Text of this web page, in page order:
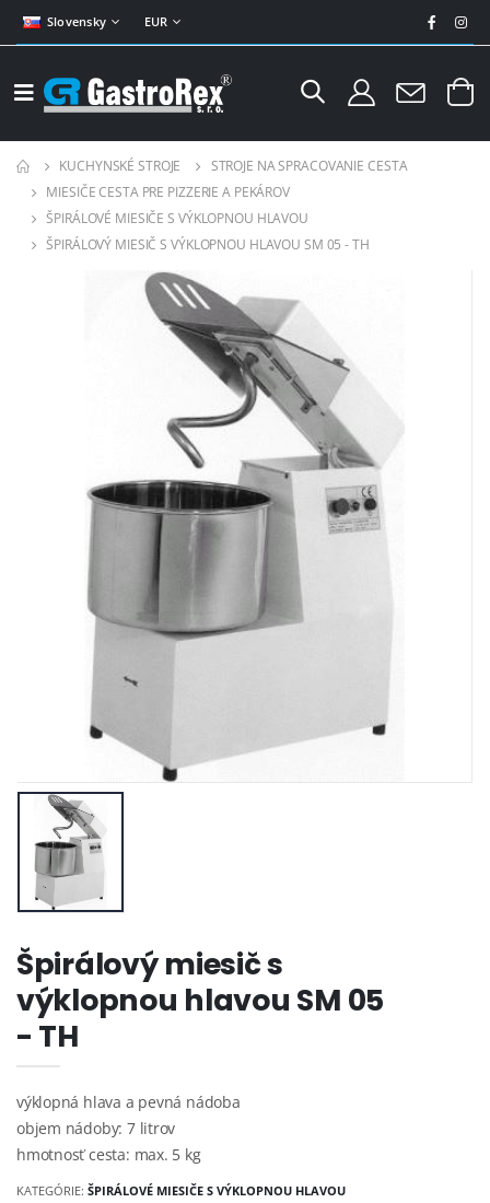
Slovensky EUR
KUCHYNSKÉ STROJE
STROJE NA SPRACOVANIE CESTA
MIESIČE CESTA PRE PIZZERIE A PEKÁROV
ŠPIRÁLOVÉ MIESIČE S VÝKLOPNOU HLAVOU
ŠPIRÁLOVÝ MIESIČ S VÝKLOPNOU HLAVOU SM 05 - TH
Špirálový miesič s
výklopnou hlavou SM 05
- TH
výklopná hlava a pevná nádoba
objem nádoby: 7 litrov
hmotnosť cesta: max. 5 kg
KATEGÓRIE:ŠPIRÁLOVÉ MIESIČE S VÝKLOPNOU HLAVOU